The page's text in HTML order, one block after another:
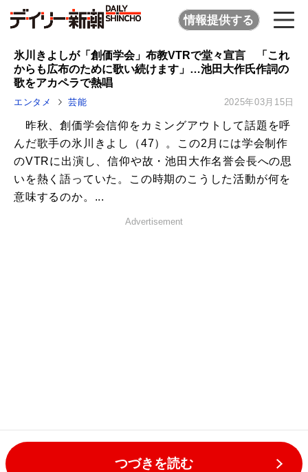
情報提供する
氷川きよしが「創価学会」布教VTRで堂々宣言 「これ
からも広布のために歌い続けます」…池田大作氏作詞の
歌をアカペラで熱唱
エンタメ 芸能 2025年03月15日
昨秋、創価学会信仰をカミングアウトして話題を呼
んだ歌手の氷川きよし（47）。この2月には学会制作
のVTRに出演し、信仰や故・池田大作名誉会長への思
いを熱く語っていた。この時期のこうした活動が何を
意味するのか。...
Advertisement
つづきを読む